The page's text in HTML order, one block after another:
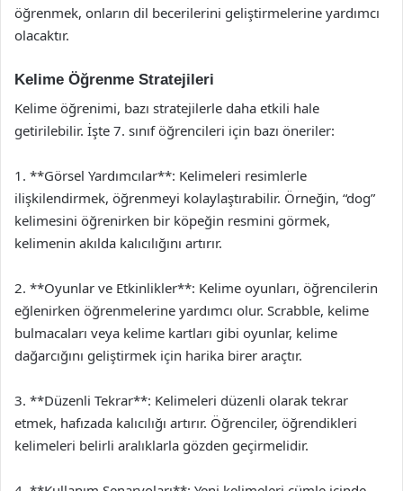
öğrenmek, onların dil becerilerini geliştirmelerine yardımcı
olacaktır.
Kelime Öğrenme Stratejileri
Kelime öğrenimi, bazı stratejilerle daha etkili hale
getirilebilir. İşte 7. sınıf öğrencileri için bazı öneriler:
1. **Görsel Yardımcılar**: Kelimeleri resimlerle
ilişkilendirmek, öğrenmeyi kolaylaştırabilir. Örneğin, “dog”
kelimesini öğrenirken bir köpeğin resmini görmek,
kelimenin akılda kalıcılığını artırır.
2. **Oyunlar ve Etkinlikler**: Kelime oyunları, öğrencilerin
eğlenirken öğrenmelerine yardımcı olur. Scrabble, kelime
bulmacaları veya kelime kartları gibi oyunlar, kelime
dağarcığını geliştirmek için harika birer araçtır.
3. **Düzenli Tekrar**: Kelimeleri düzenli olarak tekrar
etmek, hafızada kalıcılığı artırır. Öğrenciler, öğrendikleri
kelimeleri belirli aralıklarla gözden geçirmelidir.